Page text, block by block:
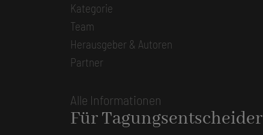
Kategorie
Team
Herausgeber & Autoren
Partner
Alle Informationen
Für Tagungsentscheider